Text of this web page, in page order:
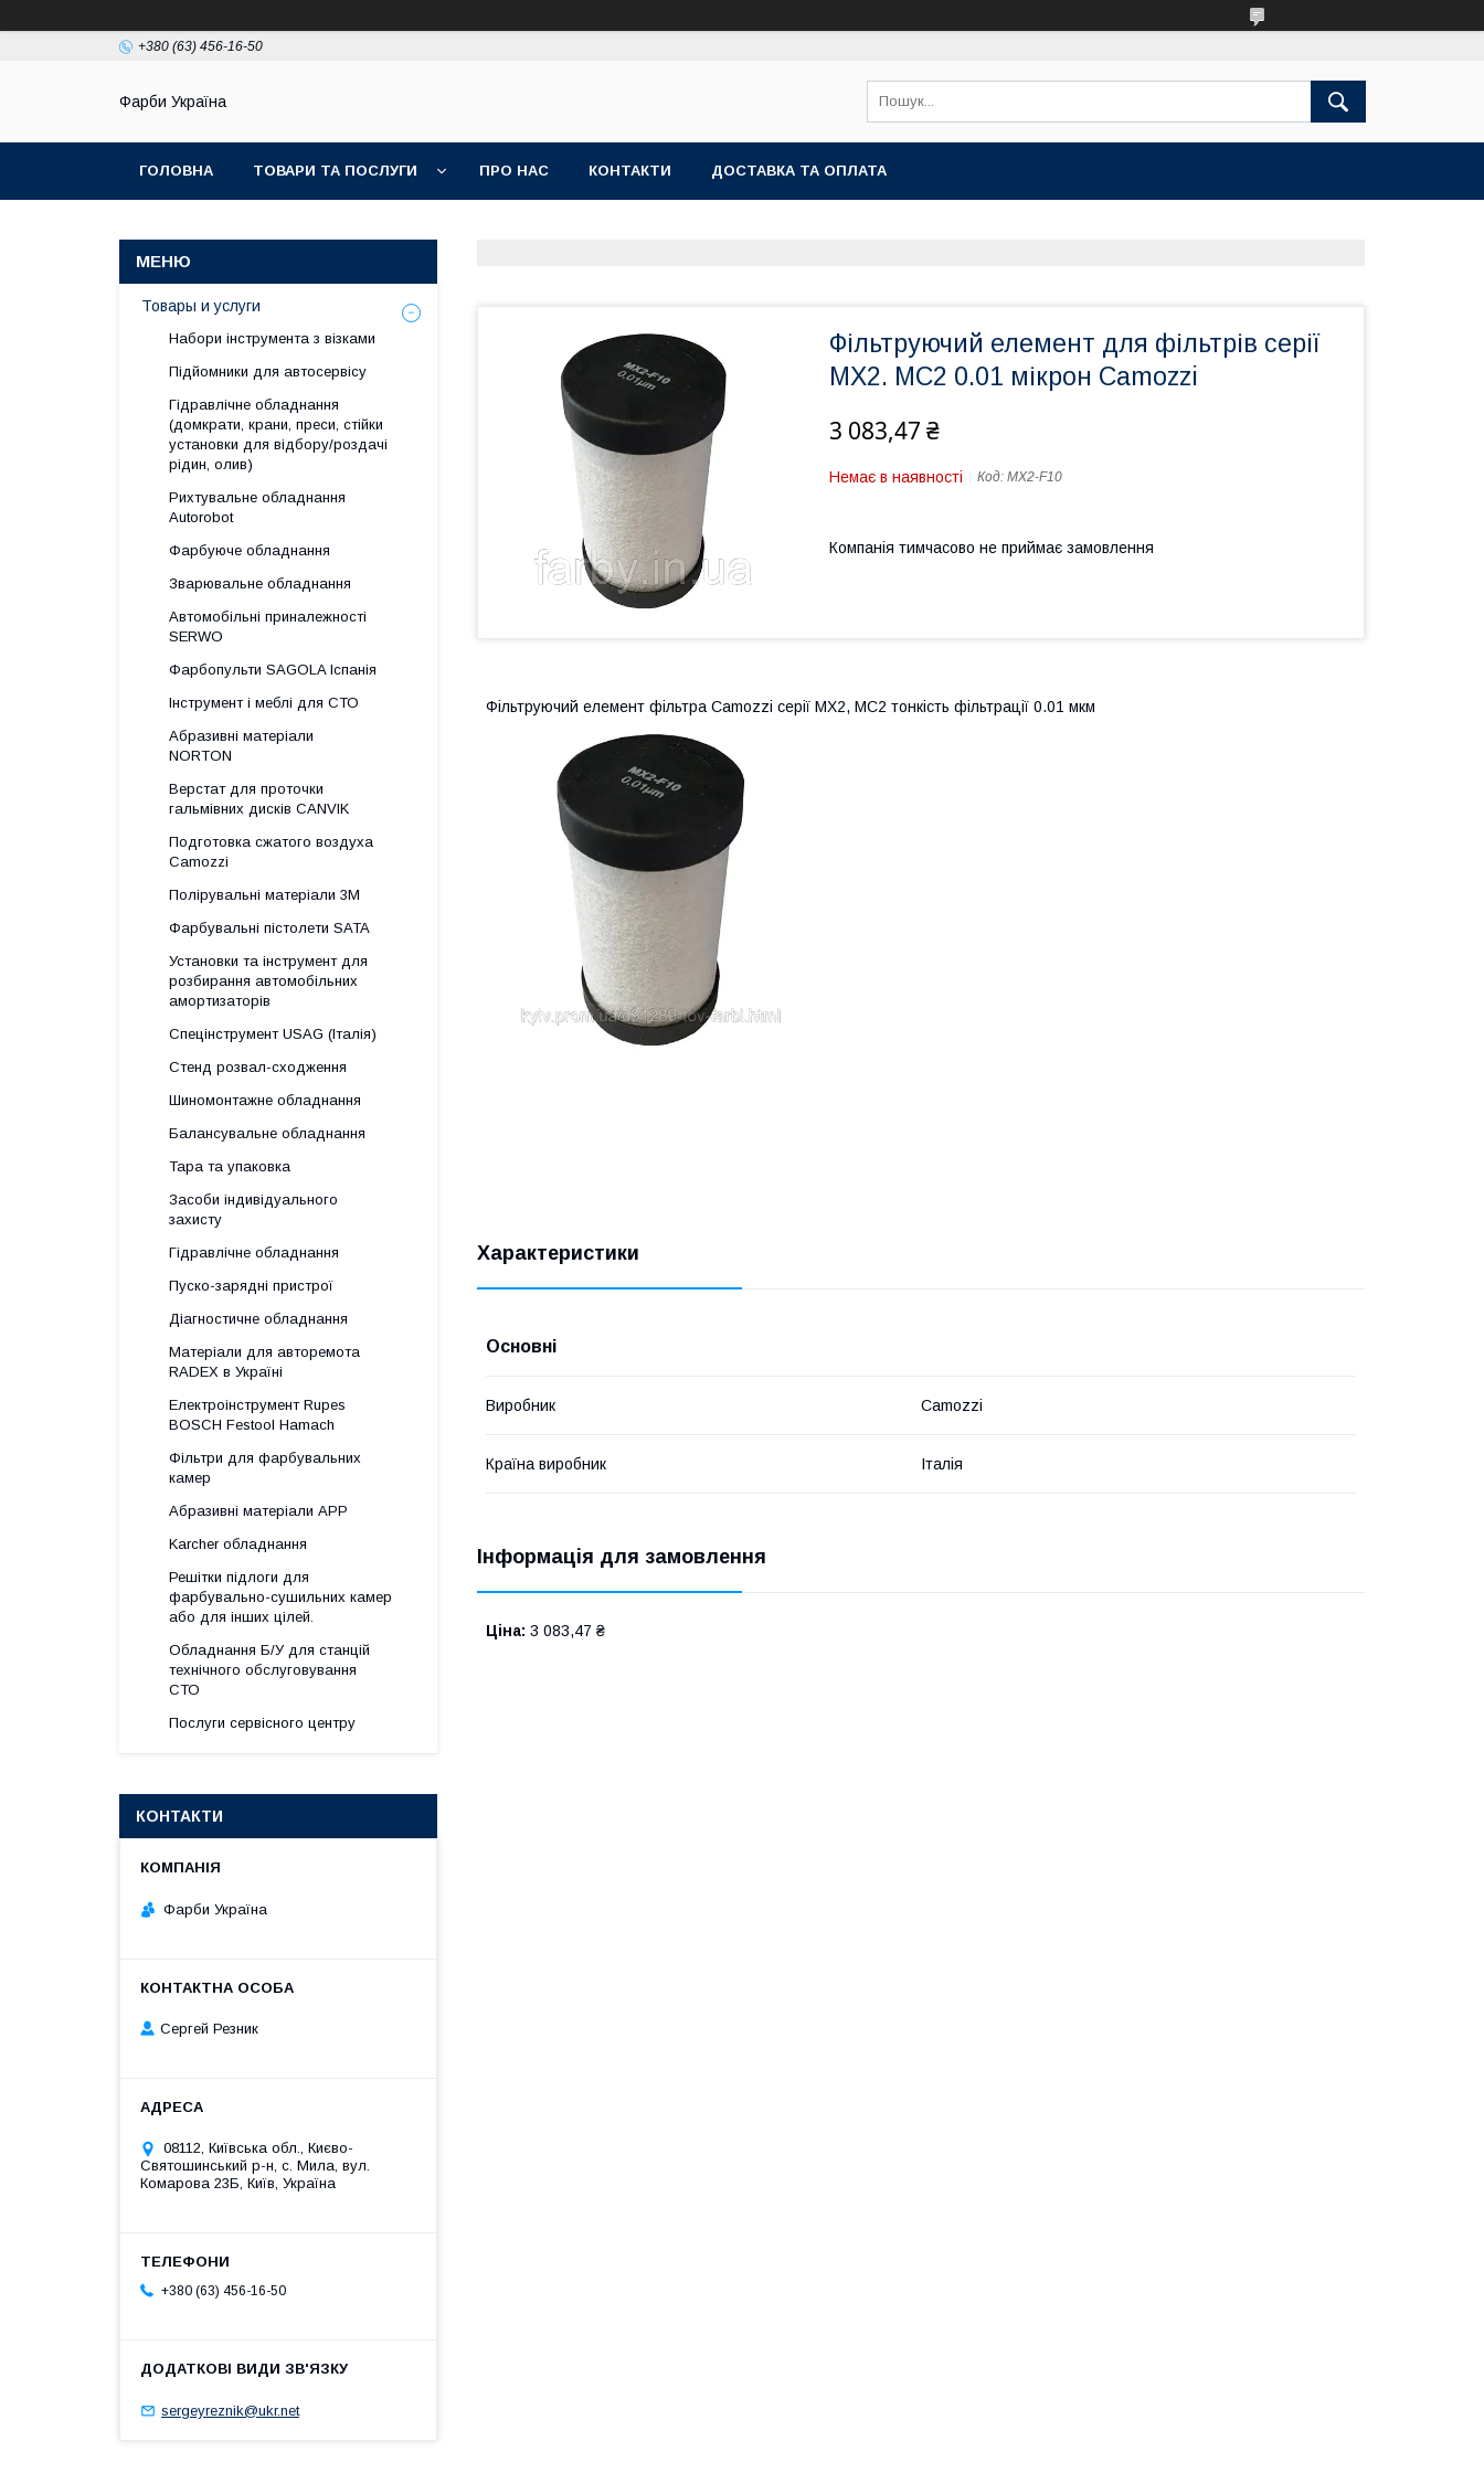
+380 (63) 456-16-50
Фарби Україна
ГОЛОВНА ТОВАРИ ТА ПОСЛУГИ ПРО НАС КОНТАКТИ ДОСТАВКА ТА ОПЛАТА
Фільтруючий елемент для фільтрів серії
MX2. MC2 0.01 мікрон Camozzi
3 083,47 ₴
Немає в наявності Код: MX2-F10
Компанія тимчасово не приймає замовлення
Фільтруючий елемент фільтра Camozzi серії MX2, MC2 тонкість фільтрації 0.01 мкм
Характеристики
Основні
Виробник Camozzi
Країна виробник Італія
Інформація для замовлення
Ціна: 3 083,47 ₴
Товары и услуги
Набори інструмента з візками
Підйомники для автосервісу
Гідравлічне обладнання
(домкрати, крани, преси, стійки
установки для вiдбору/роздачi
рiдин, олив)
Рихтувальне обладнання
Autorobot
Фарбуюче обладнання
Зварювальне обладнання
Автомобільні приналежності
SERWO
Фарбопульти SAGOLA Іспанія
Інструмент і меблі для СТО
Абразивні матеріали
NORTON
Верстат для проточки
гальмівних дисків CANVIK
Подготовка сжатого воздуха
Camozzi
Полірувальні матеріали 3М
Фарбувальні пістолети SATA
Установки та інструмент для
розбирання автомобільних
амортизаторів
Спецінструмент USAG (Італія)
Стенд розвал-сходження
Шиномонтажне обладнання
Балансувальне обладнання
Тара та упаковка
Засоби індивідуального
захисту
Гідравлічне обладнання
Пуско-зарядні пристрої
Діагностичне обладнання
Матеріали для авторемота
RADEX в Україні
Електроінструмент Rupes
BOSCH Festool Hamach
Фільтри для фарбувальних
камер
Абразивні матеріали АРР
Karcher обладнання
Решітки підлоги для
фарбувально-сушильних камер
або для інших цілей.
Обладнання Б/У для станцій
технічного обслуговування
СТО
Послуги сервісного центру
КОНТАКТИ
Фарби Україна
Сергей Резник
08112, Київська обл., Києво-
Святошинський р-н, с. Мила, вул.
Комарова 23Б, Київ, Україна
+380 (63) 456-16-50
sergeyreznik@ukr.net